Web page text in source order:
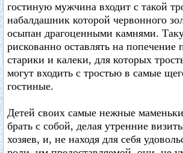
гостиную мужчина входит с такой
набалдашник которой червонного
осыпан драгоценными камнями.
рискованно оставлять на
старики и калеки, для которых
могут входить с тростью в самые
гостиные.
Детей своих самые нежные
брать с собой, делая утренние
хозяев, и, не находя для себя